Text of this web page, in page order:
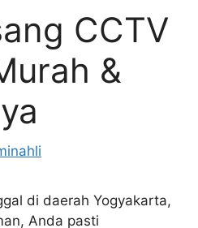
CCTV
&
di daerah Yogyakarta,
Anda pasti